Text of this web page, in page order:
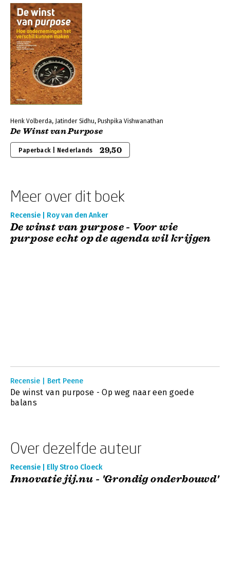
Henk Volberda, Jatinder Sidhu, Pushpika Vishwanathan
De Winst van Purpose
Paperback | Nederlands 29,50
Meer over dit boek
Recensie | Roy van den Anker
De winst van purpose - Voor wie
purpose echt op de agenda wil krijgen
Recensie | Bert Peene
De winst van purpose - Op weg naar een goede
balans
Over dezelfde auteur
Recensie | Elly Stroo Cloeck
Innovatie jij.nu - 'Grondig onderbouwd'